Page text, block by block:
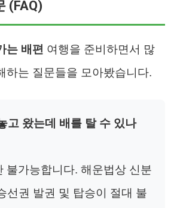
(FAQ)
는 배편 여행을 준비하면서 많
하는 질문들을 모아봤습니다.
고 왔는데 배를 탈 수 있나
불가능합니다. 해운법상 신분
선권 발권 및 탑승이 절대 불